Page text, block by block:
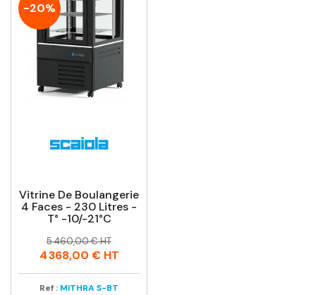
-20%
Vitrine De Boulangerie
4 Faces - 230 Litres -
T° -10/-21°C
Prix
Prix
habituel
5 460,00 € HT
4 368,00 €HT
Ref : MITHRA S-BT